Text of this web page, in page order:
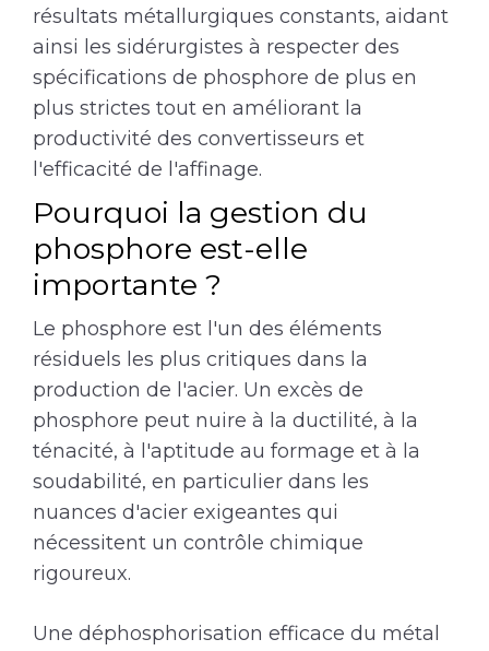
résultats métallurgiques constants, aidant
ainsi les sidérurgistes à respecter des
spécifications de phosphore de plus en
plus strictes tout en améliorant la
productivité des convertisseurs et
l'efficacité de l'affinage.
Pourquoi la gestion du
phosphore est-elle
importante ?
Le phosphore est l'un des éléments
résiduels les plus critiques dans la
production de l'acier. Un excès de
phosphore peut nuire à la ductilité, à la
ténacité, à l'aptitude au formage et à la
soudabilité, en particulier dans les
nuances d'acier exigeantes qui
nécessitent un contrôle chimique
rigoureux.
Une déphosphorisation efficace du métal